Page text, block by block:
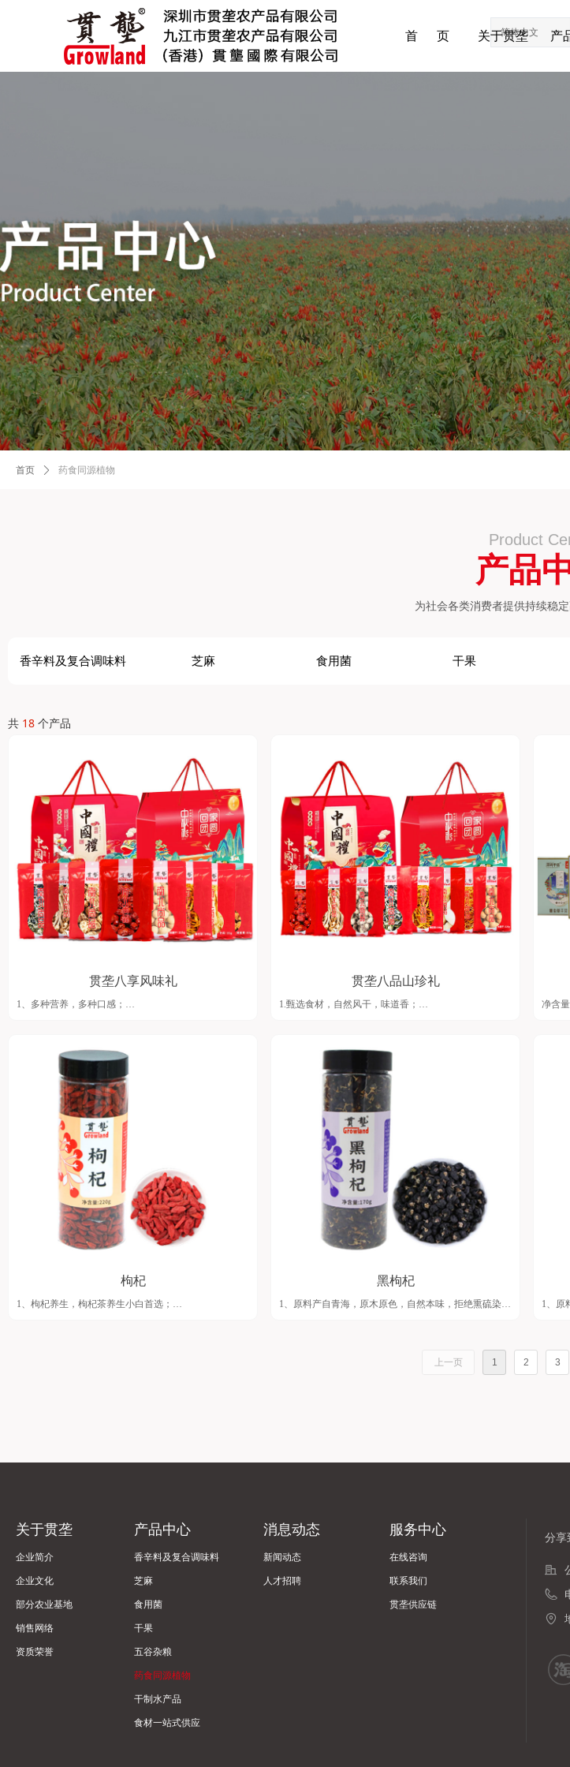
ꀅ
简体中文
首 页 关于贯垄 产
共 18 个产品
贯垄八享风味礼
1、多种营养，多种口感；
4、广东省农产品加工 省级第九工厂生产，大厂制作，
安全有保障，自有SC/FSSC工厂。
贯垄八品山珍礼
1.甄选食材，自然风干，味道香；
4.广东省农产品加工 省级第九工厂生产，大厂制作，安
全有保障，自有SC/FSSC工厂。
净含
淮
香
莲
枸
百
枸杞
1、枸杞养生，枸杞茶养生小白首选；
黑枸杞
1、原料产自青海，原木原色，自然本味，拒绝熏硫染
1、原
2、
满，
上一页 1 2 3
香辛料及复合调味料 芝麻 食用菌 干果
Product
产品
为社会各类消费者提供持续稳
首页 ꄲ 药食同源植物
分享
新闻动态
人才招聘
消息动态
在线咨询
联系我们
贯垄供应链
服务中心
企业简介
企业文化
部分农业基地
销售网络
资质荣誉
关于贯垄
香辛料及复合调味料
芝麻
食用菌
干果
五谷杂粮
药食同源植物
干制水产品
食材一站式供应
产品中心